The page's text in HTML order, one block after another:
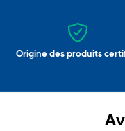
Origine des produits